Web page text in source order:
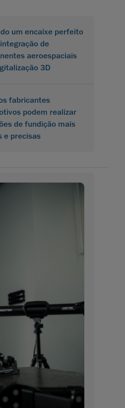
um encaixe perfeito
de
aeroespaciais
3D
fabricantes
podem realizar
de fundição mais
e precisas